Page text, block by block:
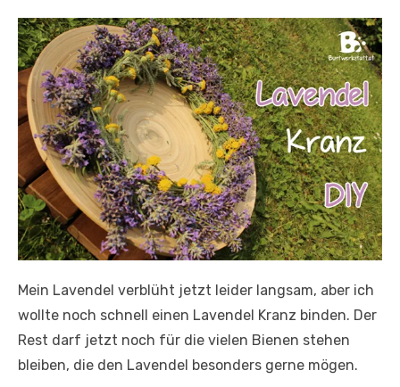
Mein Lavendel verblüht jetzt leider langsam, aber ich
wollte noch schnell einen Lavendel Kranz binden. Der
Rest darf jetzt noch für die vielen Bienen stehen
bleiben, die den Lavendel besonders gerne mögen.